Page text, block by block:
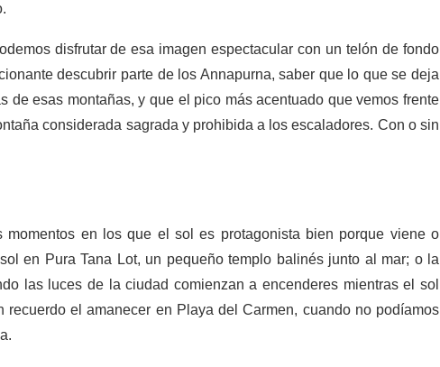
disfrutar de esa imagen espectacular con un telón de fondo
descubrir parte de los Annapurna, saber que lo que se deja
de esas montañas, y que el pico más acentuado que vemos frente
considerada sagrada y prohibida a los escaladores. Con o sin
momentos en los que el sol es protagonista bien porque viene o
en Pura Tana Lot, un pequeño templo balinés junto al mar; o la
las luces de la ciudad comienzan a encenderes mientras el sol
recuerdo el amanecer en Playa del Carmen, cuando no podíamos